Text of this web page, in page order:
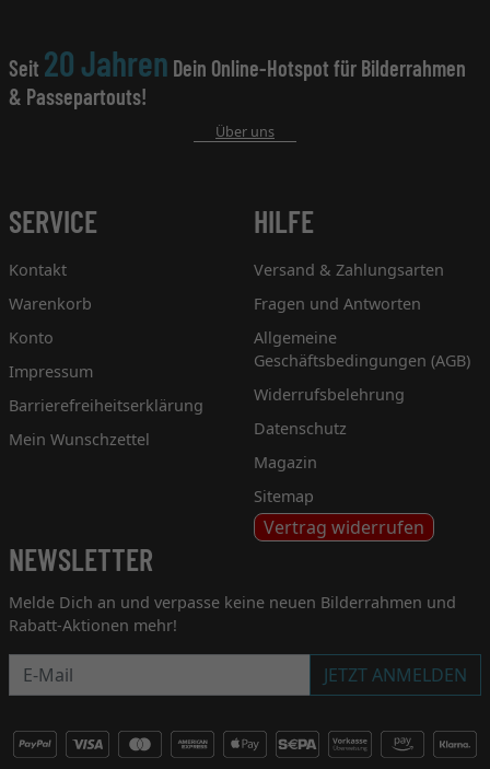
Seit 20 Jahren Dein Online-Hotspot für Bilderrahmen
& Passepartouts!
Über uns
SERVICE
Kontakt
Warenkorb
Konto
Impressum
Barrierefreiheitserklärung
Mein Wunschzettel
HILFE
Versand & Zahlungsarten
Fragen und Antworten
Allgemeine
Geschäftsbedingungen (AGB)
Widerrufsbelehrung
Datenschutz
Magazin
Sitemap
Vertrag widerrufen
NEWSLETTER
Melde Dich an und verpasse keine neuen Bilderrahmen und
Rabatt-Aktionen mehr!
Newsletter
JETZT ANMELDEN